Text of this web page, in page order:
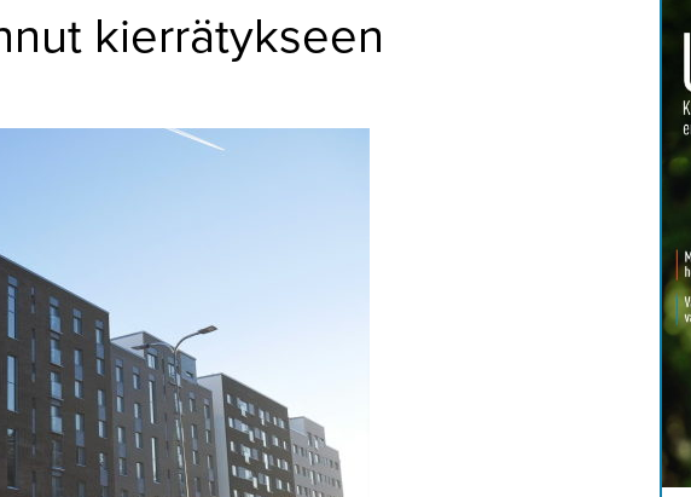
kierrätykseen